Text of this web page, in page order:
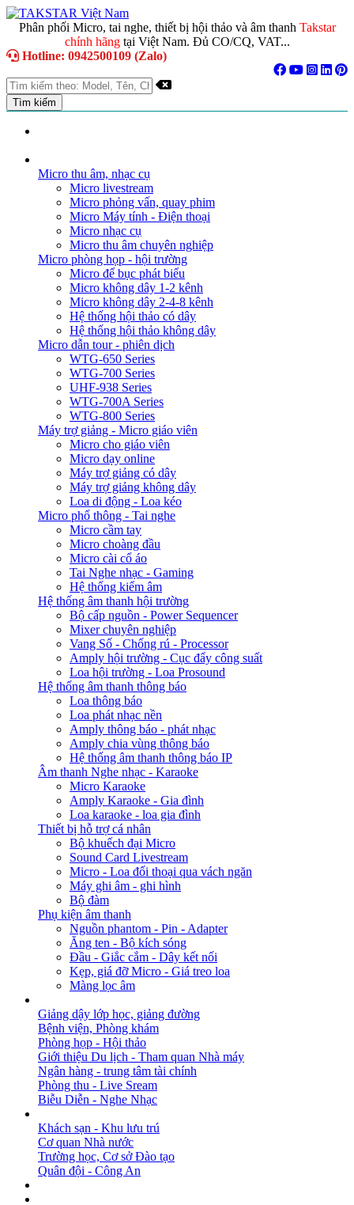
Phân phối Micro, tai nghe, thiết bị hội thảo và âm thanh Takstar
chính hãng tại Việt Nam. Đủ CO/CQ, VAT...
Hotline: 0942500109 (Zalo)
Micro thu âm, nhạc cụ
Micro livestream
Micro phỏng vấn, quay phim
Micro Máy tính - Điện thoại
Micro nhạc cụ
Micro thu âm chuyên nghiệp
Micro phòng họp - hội trường
Micro để bục phát biểu
Micro không dây 1-2 kênh
Micro không dây 2-4-8 kênh
Hệ thống hội thảo có dây
Hệ thống hội thảo không dây
Micro dẫn tour - phiên dịch
WTG-650 Series
WTG-700 Series
UHF-938 Series
WTG-700A Series
WTG-800 Series
Máy trợ giảng - Micro giáo viên
Micro cho giáo viên
Micro dạy online
Máy trợ giảng có dây
Máy trợ giảng không dây
Loa di động - Loa kéo
Micro phổ thông - Tai nghe
Micro cầm tay
Micro choàng đầu
Micro cài cổ áo
Tai Nghe nhạc - Gaming
Hệ thống kiểm âm
Hệ thống âm thanh hội trường
Bộ cấp nguồn - Power Sequencer
Mixer chuyên nghiệp
Vang Số - Chống rú - Processor
Amply hội trường - Cục đẩy công suất
Loa hội trường - Loa Prosound
Hệ thống âm thanh thông báo
Loa thông báo
Loa phát nhạc nền
Amply thông báo - phát nhạc
Amply chia vùng thông báo
Hệ thống âm thanh thông báo IP
Âm thanh Nghe nhạc - Karaoke
Micro Karaoke
Amply Karaoke - Gia đình
Loa karaoke - loa gia đình
Thiết bị hỗ trợ cá nhân
Bộ khuếch đại Micro
Sound Card Livestream
Micro - Loa đối thoại qua vách ngăn
Máy ghi âm - ghi hình
Bộ đàm
Phụ kiện âm thanh
Nguồn phantom - Pin - Adapter
Ăng ten - Bộ kích sóng
Đầu - Giắc cắm - Dây kết nối
Kẹp, giá đỡ Micro - Giá treo loa
Màng lọc âm
Giảng dậy lớp học, giảng đường
Bệnh viện, Phòng khám
Phòng họp - Hội thảo
Giới thiệu Du lịch - Tham quan Nhà máy
Ngân hàng - trung tâm tài chính
Phòng thu - Live Sream
Biễu Diễn - Nghe Nhạc
Khách sạn - Khu lưu trú
Cơ quan Nhà nước
Trường học, Cơ sở Đào tạo
Quân đội - Công An